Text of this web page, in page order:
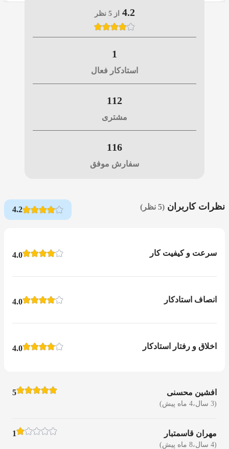
4.2 از 5 نظر
1
استادکار فعال
112
مشتری
116
سفارش موفق
نظرات کاربران (5 نظر) 4.2
سرعت و کیفیت کار 4.0
انصاف استادکار 4.0
اخلاق و رفتار استادکار 4.0
افشین محسنی
(3 سال،4 ماه پیش)
5
مهران قاسمتبار
(4 سال،8 ماه پیش)
1